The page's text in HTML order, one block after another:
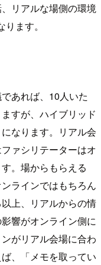
リアルな場側の環境
ます。
あれば、10人いた
すが、ハイブリッド
なります。リアル会
ァシリテーターはオ
。場からもらえる
ラインではもちろん
上、リアルからの情
響がオンライン側に
がリアル会場に合わ
、「メモを取ってい